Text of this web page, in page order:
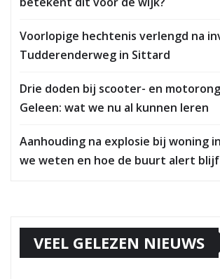
Voorlopige hechtenis verlengd na
Tudderenderweg in Sittard
Drie doden bij scooter- en
Geleen: wat we nu al kunnen leren
Aanhouding na explosie bij woning
we weten en hoe de buurt alert
VEEL GELEZEN NIEUWS